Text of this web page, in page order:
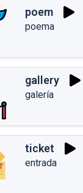
poem
poema
gallery
galería
ticket
entrada